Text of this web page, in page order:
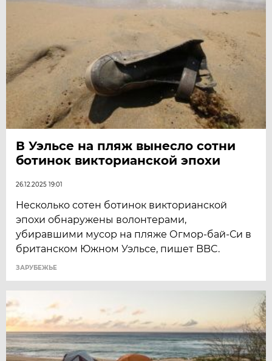
В Уэльсе на пляж вынесло сотни
ботинок викторианской эпохи
26.12.2025 19:01
Несколько сотен ботинок викторианской
эпохи обнаружены волонтерами,
убиравшими мусор на пляже Огмор-бай-Си в
британском Южном Уэльсе, пишет BBC.
ЗАРУБЕЖЬЕ